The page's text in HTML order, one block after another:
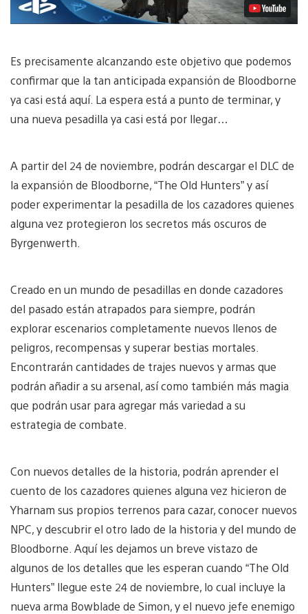
Es precisamente alcanzando este objetivo que podemos
confirmar que la tan anticipada expansión de Bloodborne
ya casi está aquí. La espera está a punto de terminar, y
una nueva pesadilla ya casi está por llegar…
A partir del 24 de noviembre, podrán descargar el DLC de
la expansión de Bloodborne, “The Old Hunters” y así
poder experimentar la pesadilla de los cazadores quienes
alguna vez protegieron los secretos más oscuros de
Byrgenwerth.
Creado en un mundo de pesadillas en donde cazadores
del pasado están atrapados para siempre, podrán
explorar escenarios completamente nuevos llenos de
peligros, recompensas y superar bestias mortales.
Encontrarán cantidades de trajes nuevos y armas que
podrán añadir a su arsenal, así como también más magia
que podrán usar para agregar más variedad a su
estrategia de combate.
Con nuevos detalles de la historia, podrán aprender el
cuento de los cazadores quienes alguna vez hicieron de
Yharnam sus propios terrenos para cazar, conocer nuevos
NPC, y descubrir el otro lado de la historia y del mundo de
Bloodborne. Aquí les dejamos un breve vistazo de
algunos de los detalles que les esperan cuando “The Old
Hunters” llegue este 24 de noviembre, lo cual incluye la
nueva arma Bowblade de Simon, y el nuevo jefe enemigo